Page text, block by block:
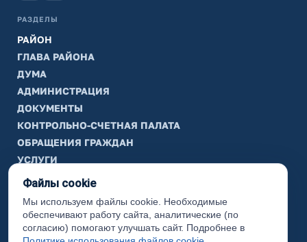
РАЗДЕЛЫ
РАЙОН
ГЛАВА РАЙОНА
ДУМА
АДМИНИСТРАЦИЯ
ДОКУМЕНТЫ
КОНТРОЛЬНО-СЧЕТНАЯ ПАЛАТА
ОБРАЩЕНИЯ ГРАЖДАН
УСЛУГИ
ТИК
ИНФОРМАЦИЯ
Законодательная карта
Файлы cookie
Мы используем файлы cookie. Необходимые
обеспечивают работу сайта, аналитические (по
согласию) помогают улучшать сайт. Подробнее в